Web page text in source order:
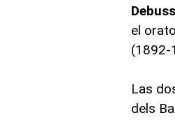
el
(1892-
Las
dels